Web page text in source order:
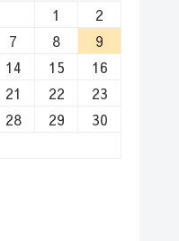
1
2
7 8
9
14 15
16
21 22
23
28 29
30